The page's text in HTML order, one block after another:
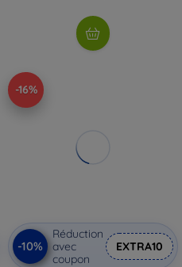
-16%
-10%
Réduction
avec
coupon
EXTRA10